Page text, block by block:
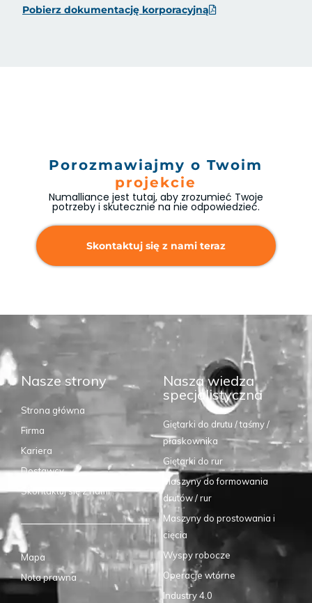
Pobierz dokumentację korporacyjną
Porozmawiajmy o Twoim
projekcie
Numalliance jest tutaj, aby zrozumieć Twoje
potrzeby i skutecznie na nie odpowiedzieć.
Skontaktuj się z nami teraz
Nasze strony
Strona główna
Firma
Kariera
Dostawcy
Skontaktuj się z nami
Mapa
Nota prawna
Nasza wiedza
specjalistyczna
Giętarki do drutu / taśmy /
płaskownika
Giętarki do rur
Maszyny do formowania
drutów / rur
Maszyny do prostowania i
cięcia
Wyspy robocze
Operacje wtórne
Industry 4.0